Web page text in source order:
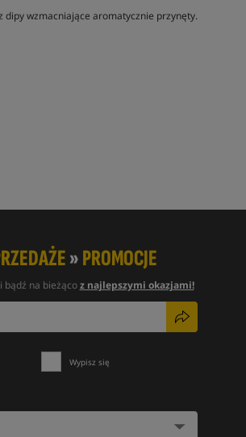
dipy wzmacniające aromatycznie przynęty.
»PROMOCJE
bądź na bieżącoz najlepszymi okazjami!
Wypisz się